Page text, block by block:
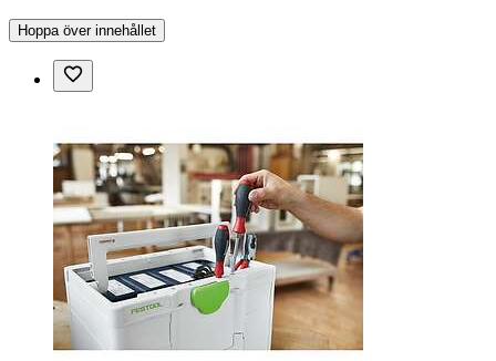
Hoppa över innehållet